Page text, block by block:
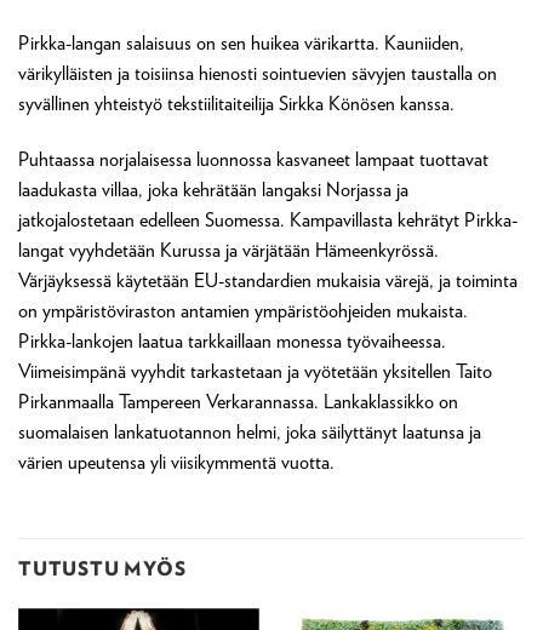
Pirkka-langan salaisuus on sen huikea värikartta. Kauniiden,
värikylläisten ja toisiinsa hienosti sointuevien sävyjen taustalla on
syvällinen yhteistyö tekstiilitaiteilija Sirkka Könösen kanssa.
Puhtaassa norjalaisessa luonnossa kasvaneet lampaat tuottavat
laadukasta villaa, joka kehrätään langaksi Norjassa ja
jatkojalostetaan edelleen Suomessa. Kampavillasta kehrätyt Pirkka-
langat vyyhdetään Kurussa ja värjätään Hämeenkyrössä.
Värjäyksessä käytetään EU-standardien mukaisia värejä, ja toiminta
on ympäristöviraston antamien ympäristöohjeiden mukaista.
Pirkka-lankojen laatua tarkkaillaan monessa työvaiheessa.
Viimeisimpänä vyyhdit tarkastetaan ja vyötetään yksitellen Taito
Pirkanmaalla Tampereen Verkarannassa. Lankaklassikko on
suomalaisen lankatuotannon helmi, joka säilyttänyt laatunsa ja
värien upeutensa yli viisikymmentä vuotta.
TUTUSTU MYÖS